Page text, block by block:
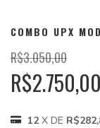
COMBO UPX
R$3.050,00
R$2.750,00
12 X DE